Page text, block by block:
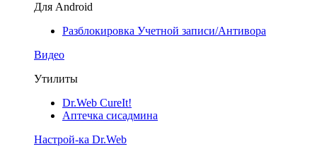
Для Android
Разблокировка Учетной записи/Антивора
Видео
Утилиты
Dr.Web CureIt!
Аптечка сисадмина
Настрой-ка Dr.Web